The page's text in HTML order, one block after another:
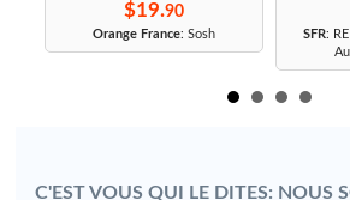
$19.90
Orange France: Sosh SFR:
C'EST VOUS QUI LE DITES: NOUS